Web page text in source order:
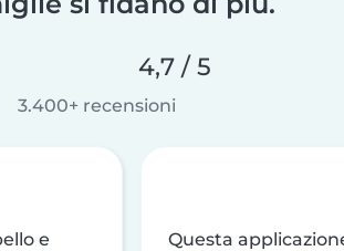
4,7 / 5
3.400+ recensioni
e
Questa